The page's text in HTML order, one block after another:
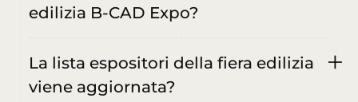
edilizia B-CAD Expo?
La lista espositori della fiera edilizia
viene aggiornata?